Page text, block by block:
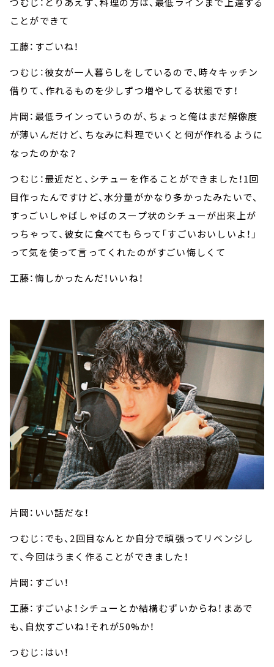
ことができて
工藤：すごいね！
つむじ：彼女が一人暮らしをしているので、時々キッチン
借りて、作れるものを少しずつ増やしてる状態です！
片岡：最低ラインっていうのが、ちょっと俺はまだ解像度
が薄いんだけど、ちなみに料理でいくと何が作れるように
なったのかな？
つむじ：最近だと、シチューを作ることができました！1回
目作ったんですけど、水分量がかなり多かったみたいで、
すっごいしゃばしゃばのスープ状のシチューが出来上が
っちゃって、彼女に食べてもらって「すごいおいしいよ！」
って気を使って言ってくれたのがすごい悔しくて
工藤：悔しかったんだ！いいね！
片岡：いい話だな！
つむじ：でも、2回目なんとか自分で頑張ってリベンジし
て、今回はうまく作ることができました！
片岡：すごい！
工藤：すごいよ！シチューとか結構むずいからね！まあで
も、自炊すごいね！それが50%か！
つむじ：はい！